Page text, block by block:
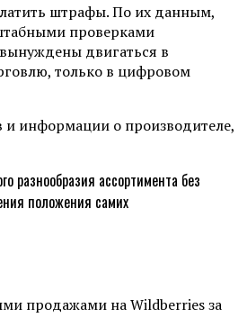
штрафы. По их данным,
проверками
двигаться в
только в цифровом
и информации о производителе,
разнообразия ассортимента без
положения самих
продажами на Wildberries за